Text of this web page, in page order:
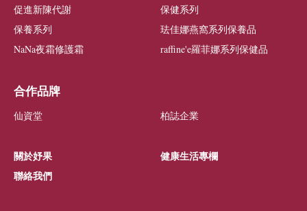
促進新陳代謝
保健系列
保養系列
珐佳娜燕窩系列保養品
NaNa夜霜修護霜
raffine'e羅菲娜系列保健品
合作品牌
仙資堂 柏誌企業
關於妤果
健康生活專欄
聯絡我們